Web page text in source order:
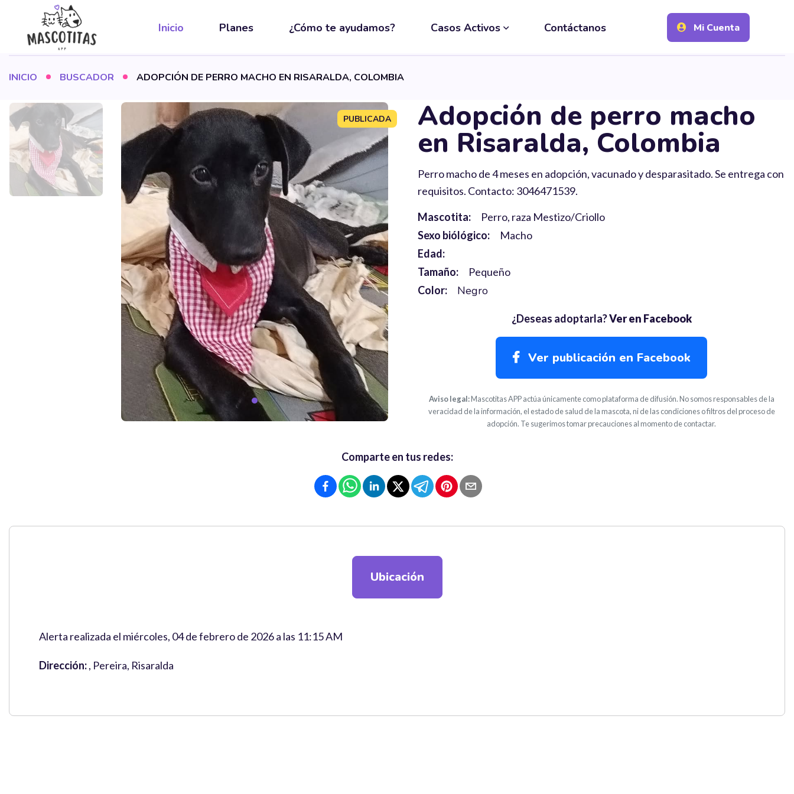
Inicio Planes ¿Cómo te ayudamos? Casos Activos Contáctanos Mi Cuenta
INICIO BUSCADOR ADOPCIÓN DE PERRO MACHO EN RISARALDA, COLOMBIA
PUBLICADA Adopción de perro macho
en Risaralda, Colombia
Perro macho de 4 meses en adopción, vacunado y desparasitado. Se entrega con
requisitos. Contacto: 3046471539.
Mascotita:
Perro, raza Mestizo/Criollo
Sexo biólógico:
Macho
Edad:
Tamaño:
Pequeño
Color:
Negro
¿Deseas adoptarla?Ver en Facebook
Ver publicación en Facebook
Aviso legal:Mascotitas APP actúa únicamente como plataforma de difusión. No somos responsables de la
veracidad de la información, el estado de salud de la mascota, ni de las condiciones o filtros del proceso de
adopción. Te sugerimos tomar precauciones al momento de contactar.
Comparte en tus redes:
Ubicación
Alerta realizada el miércoles, 04 de febrero de 2026 a las 11:15 AM
Dirección:, Pereira, Risaralda